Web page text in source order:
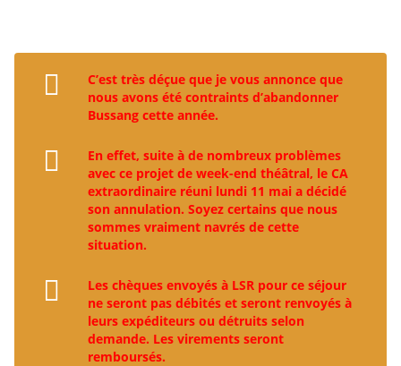
C’est très déçue que je vous annonce que
nous avons été contraints d’abandonner
Bussang cette année.
En effet, suite à de nombreux problèmes
avec ce projet de week-end théâtral, le CA
extraordinaire réuni lundi 11 mai a décidé
son annulation. Soyez certains que nous
sommes vraiment navrés de cette
situation.
Les chèques envoyés à LSR pour ce séjour
ne seront pas débités et seront renvoyés à
leurs expéditeurs ou détruits selon
demande. Les virements seront
remboursés.